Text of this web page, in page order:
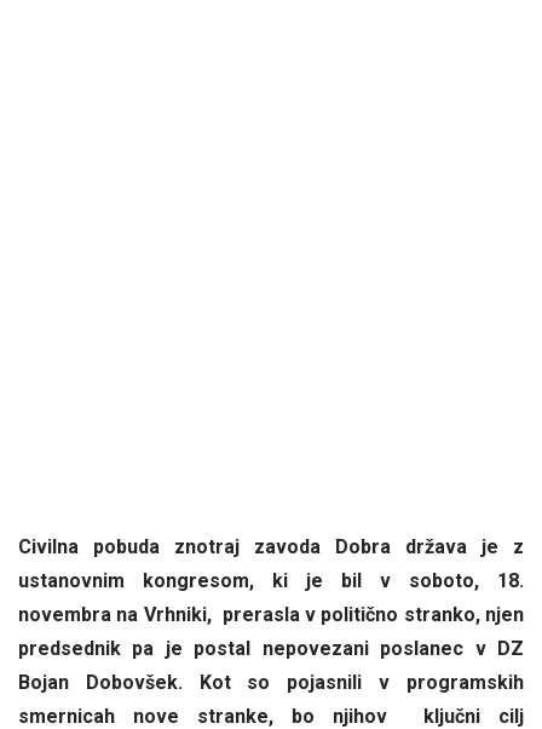
Civilna pobuda znotraj zavoda Dobra država je z
ustanovnim kongresom, ki je bil v soboto, 18.
novembra na Vrhniki, prerasla v politično stranko, njen
predsednik pa je postal nepovezani poslanec v DZ
Bojan Dobovšek. Kot so pojasnili v programskih
smernicah nove stranke, bo njihov ključni cilj